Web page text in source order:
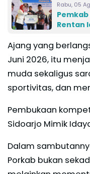
Rabu, 05
Rentan
Ajang yang
Juni 2026, itu
muda sekaligus
sportivitas, dan
Pembukaan
Sidoarjo Mimik
Dalam
Porkab bukan